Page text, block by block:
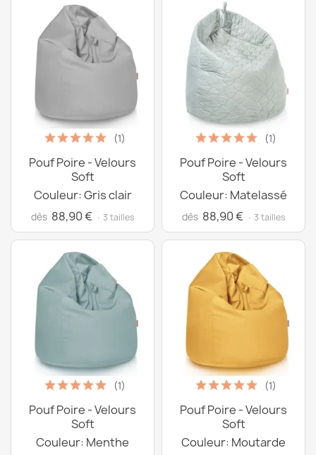
(1)
Pouf Poire - Velours
Soft
Couleur: Gris clair
dès 88,90 € · 3 tailles
(1)
Pouf Poire - Velours
Soft
Couleur: Matelassé
dès 88,90 € · 3 tailles
(1)
Pouf Poire - Velours
Soft
Couleur: Menthe
(1)
Pouf Poire - Velours
Soft
Couleur: Moutarde